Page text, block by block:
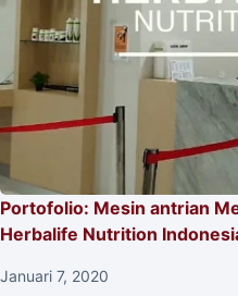
Portofolio: Mesin antrian
Herbalife Nutrition
Januari 7, 2020